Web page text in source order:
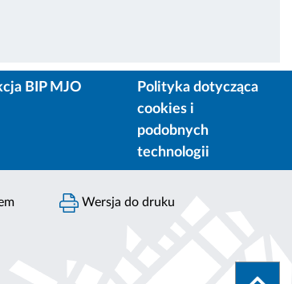
BIP MJO
Polityka dotycząca
cookies i
podobnych
technologii
Wersja do druku